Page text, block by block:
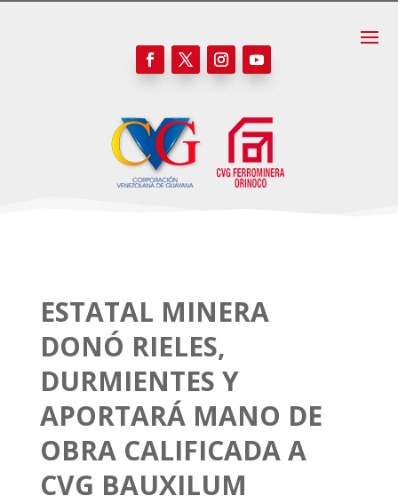
ESTATAL MINERA
DONÓ RIELES,
DURMIENTES Y
APORTARÁ MANO DE
OBRA CALIFICADA A
CVG BAUXILUM